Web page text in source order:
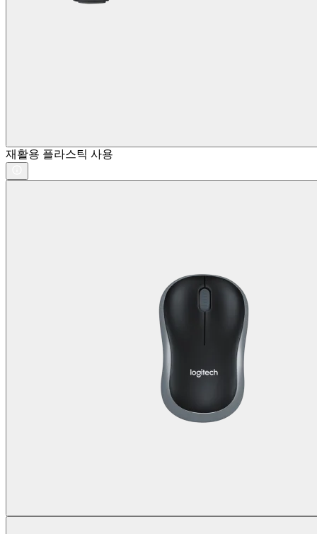
재활용 플라스틱 사용